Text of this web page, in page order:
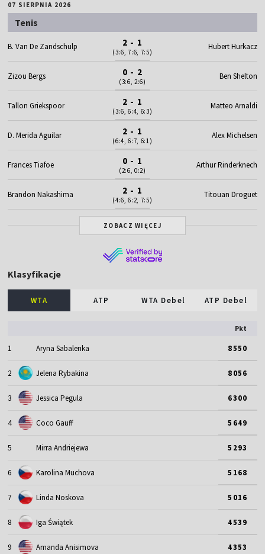
07 SIERPNIA 2026
Tenis
B. Van De Zandschulp 2 - 1
(3:6, 7:6, 7:5)
Hubert Hurkacz
Zizou Bergs 0 - 2
(3:6, 2:6)
Ben Shelton
Tallon Griekspoor 2 - 1
(3:6, 6:4, 6:3)
Matteo Arnaldi
D. Merida Aguilar 2 - 1
(6:4, 6:7, 6:1)
Alex Michelsen
Frances Tiafoe 0 - 1
(2:6, 0:2)
Arthur Rinderknech
Brandon Nakashima 2 - 1
(4:6, 6:2, 7:5)
Titouan Droguet
ZOBACZ WIĘCEJ
Klasyfikacje
WTA ATP WTA Debel ATP Debel
Pkt
1 Aryna Sabalenka 8550
2 Jelena Rybakina 8056
3 Jessica Pegula 6300
4 Coco Gauff 5649
5 Mirra Andriejewa 5293
6 Karolina Muchova 5168
7 Linda Noskova 5016
8 Iga Świątek 4539
9 Amanda Anisimova 4353